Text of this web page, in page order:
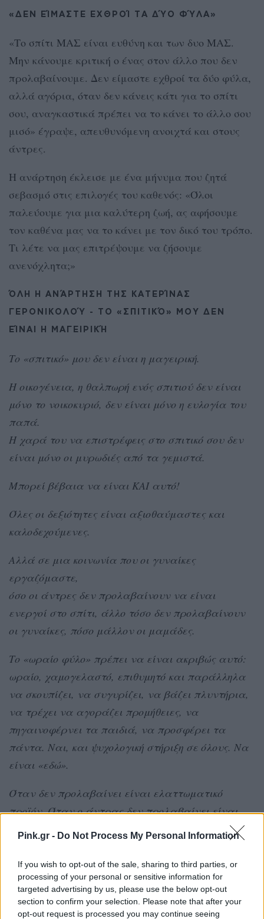
Pink.gr - Do Not Process My Personal Information
If you wish to opt-out of the sale, sharing to third parties, or
processing of your personal or sensitive information for
targeted advertising by us, please use the below opt-out
section to confirm your selection. Please note that after your
opt-out request is processed you may continue seeing
«ΔΕΝ ΕΊΜΑΣΤΕ ΕΧΘΡΟΊ ΤΑ ΔΎΟ ΦΎΛΑ»
«Το σπίτι ΜΑΣ είναι ευθύνη και των δυο ΜΑΣ.
Μην κάνουμε κριτική ο ένας στον άλλο που δεν
προλαβαίνουμε. Δεν είμαστε εχθροί τα δύο φύλα,
αλλά αγόρια, όταν δεν κάνεις κάτι για το σπίτι
σου, αναγκαστικά πρέπει να το κάνει το άλλο σου
μισό» έγραψε, απευθυνόμενη ανοιχτά και στους
άντρες.
Η ανάρτηση έκλεισε με ένα μήνυμα που ζητά
σεβασμό στις επιλογές του καθενός: «Όλοι
παλεύουμε για μια καλύτερη ζωή, ας αφήσουμε
τον καθένα μας να το κάνει με τον δικό του τρόπο.
Τι λέτε να μας επιτρέψουμε να ζήσουμε
ανενόχλητα;»
ΌΛΗ Η ΑΝΆΡΤΗΣΗ ΤΗΣ ΚΑΤΕΡΊΝΑΣ
ΓΕΡΟΝΙΚΟΛΟΎ - ΤΟ «ΣΠΙΤΙΚΌ» ΜΟΥ ΔΕΝ
ΕΊΝΑΙ Η ΜΑΓΕΙΡΙΚΉ
Το «σπιτικό» μου δεν είναι η μαγειρική.
Η οικογένεια, η θαλπωρή ενός σπιτιού δεν είναι
μόνο το νοικοκυριό, δεν είναι μόνο η ευλογία του
παπά.
Η χαρά του να επιστρέφεις στο σπιτικό σου δεν
είναι μόνο οι μυρωδιές από τα γεμιστά.
Μπορεί βέβαια να είναι ΚΑΙ αυτό!
Όλες οι δεξιότητες είναι αξιοθαύμαστες και
καλοδεχούμενες.
Αλλά σε μια κοινωνία που οι γυναίκες
εργαζόμαστε,
όσο οι άντρες δεν προλαβαίνουν να είναι
ενεργοί στο σπίτι, άλλο τόσο δεν προλαβαίνουν
οι γυναίκες, πόσο μάλλον οι μαμάδες.
Το «ωραίο φύλο» πρέπει να είναι ακριβώς αυτό:
ωραίο, χαμογελαστό, επιθυμητό και παράλληλα
να σκουπίζει, να συγυρίζει, να βάζει πλυντήρια,
να τρέχει να αγοράζει προμήθειες, να
πηγαινοφέρνει τα παιδιά, να προσφέρει τα
πάντα. Ναι, και ψυχολογική στήριξη σε όλους. Να
είναι «εδώ».
Όταν δεν προλαβαίνει είναι ελαττωματικό
προϊόν. Όταν ο άντρας δεν προλαβαίνει είναι
χαλαρώσει στον καναπέ. Είχε δύσκολη μέρα.
Το σπίτι ΜΑΣ είναι ευθύνη και των δυο ΜΑΣ. Μην
κάνουμε κριτική ο ένας στον άλλο που δεν